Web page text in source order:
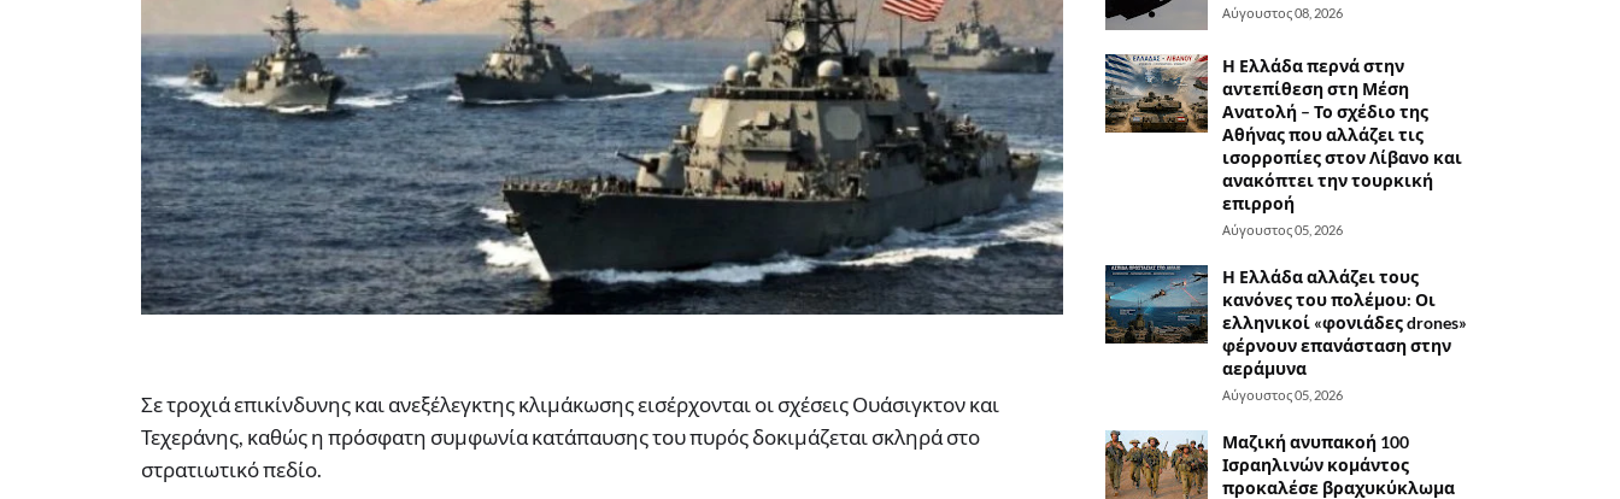
Σε τροχιά επικίνδυνης και ανεξέλεγκτης κλιμάκωσης εισέρχονται οι σχέσεις Ουάσιγκτον και
Τεχεράνης, καθώς η πρόσφατη συμφωνία κατάπαυσης του πυρός δοκιμάζεται σκληρά στο
στρατιωτικό πεδίο.
Αύγουστος 08, 2026
Η Ελλάδα περνά στην
αντεπίθεση στη Μέση
Ανατολή – Το σχέδιο της
Αθήνας που αλλάζει τις
ισορροπίες στον Λίβανο και
ανακόπτει την τουρκική
επιρροή
Αύγουστος 05, 2026
Η Ελλάδα αλλάζει τους
κανόνες του πολέμου: Οι
ελληνικοί «φονιάδες drones»
φέρνουν επανάσταση στην
αεράμυνα
Αύγουστος 05, 2026
Μαζική ανυπακοή 100
Ισραηλινών κομάντος
προκαλέσε βραχυκύκλωμα